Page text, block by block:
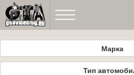
Марка
Тип